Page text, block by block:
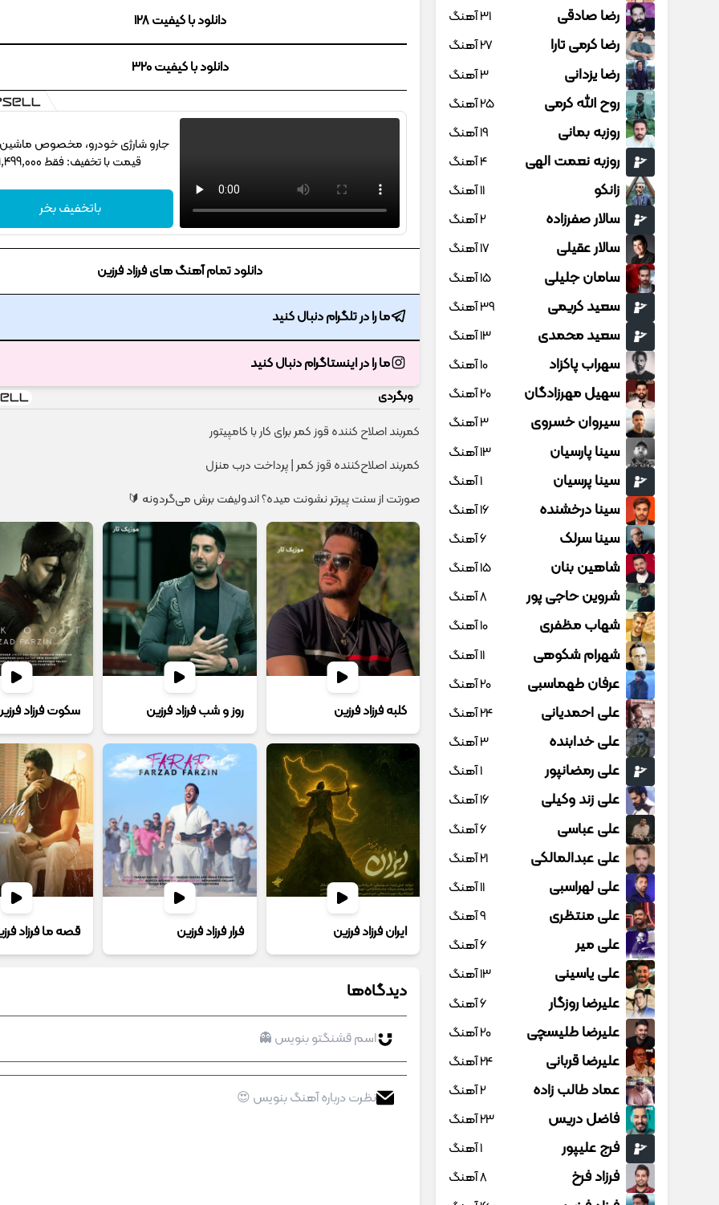
دانلود با کیفیت 128
دانلود با کیفیت 320
جارو شارژی خودرو، مخصوص
قیمت با تخفیف: فقط 1,499,000
باتخفیف بخر
دانلود تمام آهنگ های فرزاد فرزین
ما را در تلگرام دنبال کنید
ما را در اینستاگرام دنبال کنید
وبگردی
کمربند اصلاح کننده قوز کمر برای کار با کامپیتور
کمربند اصلاح‌کننده قوز کمر | پرداخت درب منزل
صورتت از سنت پیرتر نشونت میده؟ اندولیفت برش می‌گردونه 🔰
کلبه فرزاد فرزین روز و شب فرزاد فرزین سکوت فرزاد
ایران فرزاد فرزین فرار فرزاد فرزین قصه ما فرزاد
دیدگاه‌ها
رضا صادقی 31 آهنگ
رضا کرمی تارا 27 آهنگ
رضا یزدانی 3 آهنگ
روح الله کرمی 25 آهنگ
روزبه بمانی 19 آهنگ
روزبه نعمت الهی 4 آهنگ
زانکو 11 آهنگ
سالار صفرزاده 2 آهنگ
سالار عقیلی 17 آهنگ
سامان جلیلی 15 آهنگ
سعید کریمی 39 آهنگ
سعید محمدی 13 آهنگ
سهراب پاکزاد 10 آهنگ
سهیل مهرزادگان 20 آهنگ
سیروان خسروی 3 آهنگ
سینا پارسیان 13 آهنگ
سینا پرسیان 1 آهنگ
سینا درخشنده 16 آهنگ
سینا سرلک 6 آهنگ
شاهین بنان 15 آهنگ
شروین حاجی پور 8 آهنگ
شهاب مظفری 10 آهنگ
شهرام شکوهی 11 آهنگ
عرفان طهماسبی 20 آهنگ
علی احمدیانی 24 آهنگ
علی خدابنده 3 آهنگ
علی رمضانپور 1 آهنگ
علی زند وکیلی 16 آهنگ
علی عباسی 6 آهنگ
علی عبدالمالکی 21 آهنگ
علی لهراسبی 11 آهنگ
علی منتظری 9 آهنگ
علی میر 6 آهنگ
علی یاسینی 13 آهنگ
علیرضا روزگار 6 آهنگ
علیرضا طلیسچی 20 آهنگ
علیرضا قربانی 24 آهنگ
عماد طالب زاده 2 آهنگ
فاضل دریس 23 آهنگ
فرج علیپور 1 آهنگ
فرزاد فرخ 8 آهنگ